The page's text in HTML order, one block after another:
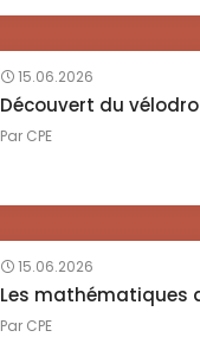
15.06.2026
Découvert du
Par CPE
15.06.2026
Les mathématiques
Par CPE